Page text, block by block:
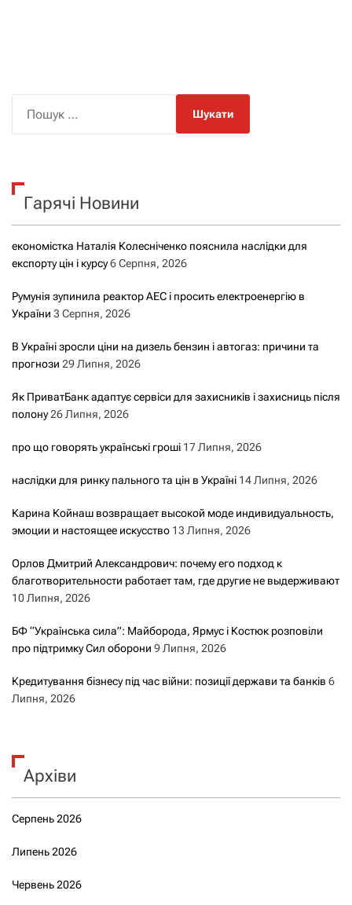
к
Гарячі Новини
економістка Наталія Колесніченко пояснила наслідки для
експорту цін і курсу6 Серпня, 2026
Румунія зупинила реактор АЕС і просить електроенергію в
України 3 Серпня, 2026
В Україні зросли ціни на дизель бензин і автогаз: причини та
прогнози 29 Липня, 2026
Як ПриватБанк адаптує сервіси для захисників і захисниць після
полону26 Липня, 2026
про що говорять українські гроші 17 Липня, 2026
наслідки для ринку пального та цін в Україні 14 Липня, 2026
Карина Койнаш возвращает высокой моде индивидуальность,
эмоции и настоящее искусство 13 Липня, 2026
Орлов Дмитрий Александрович: почему его подход к
благотворительности работает там, где другие не выдерживают
10 Липня, 2026
БФ “Українська сила”: Майборода, Ярмус і Костюк розповіли
про підтримку Сил оборони 9 Липня, 2026
Кредитування бізнесу під час війни: позиції держави та банків 6
Липня, 2026
Архіви
Серпень 2026
Липень 2026
Червень 2026